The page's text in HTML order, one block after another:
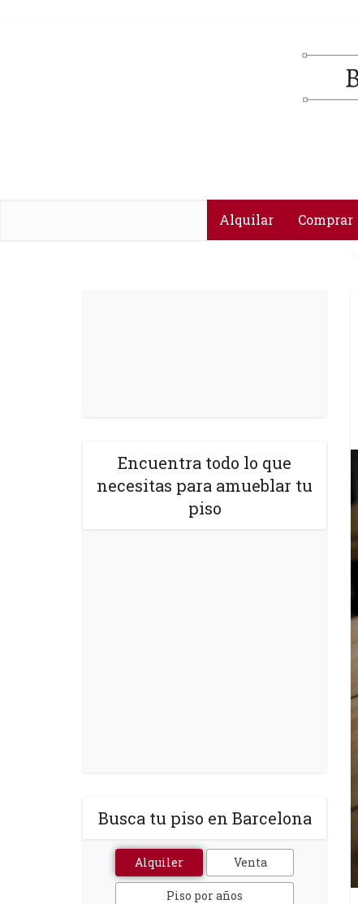
Alquilar Comprar
Encuentra todo lo que
necesitas para amueblar tu
piso
Busca tu piso en Barcelona
Alquiler Venta
Piso por años